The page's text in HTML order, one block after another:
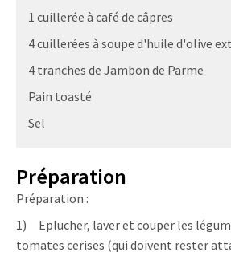
1 cuillerée à café de câpres
4 cuillerées à soupe d'huile d'olive
4 tranches de Jambon de Parme
Pain toasté
Sel
Préparation
Préparation :
1) Eplucher, laver et couper les
tomates cerises (qui doivent rester